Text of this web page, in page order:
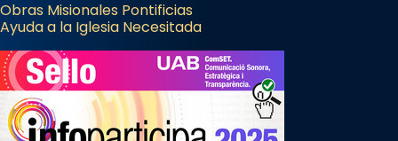
Obras Misionales Pontificias
Ayuda a la Iglesia Necesitada